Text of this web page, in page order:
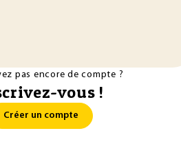
pas encore de compte ?
vous !
Créer un compte